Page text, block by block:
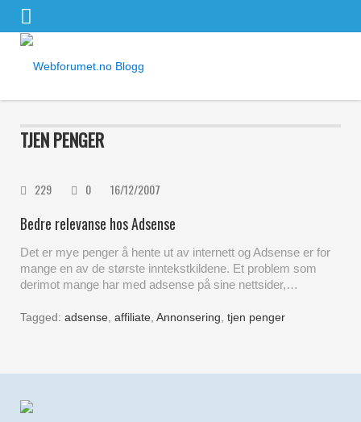
TJEN PENGER
229 0 16/12/2007
Bedre relevanse hos Adsense
Det er mye penger å hente ut av internett og Adsense er for
mange en av de største inntekstkildene. Et problem som
derimot mange har med adsense på sine nettsider,…
Tagged: adsense affiliate Annonsering tjen penger